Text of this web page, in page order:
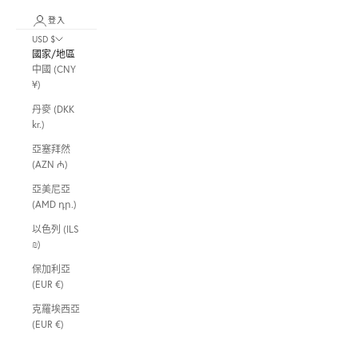
登入
USD $
國家/地區
中國 (CNY
¥)
丹麥 (DKK
kr.)
亞塞拜然
(AZN ₼)
亞美尼亞
(AMD դր.)
以色列 (ILS
₪)
保加利亞
(EUR €)
克羅埃西亞
(EUR €)